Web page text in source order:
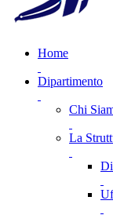
Home
Dipartimento
Chi
La